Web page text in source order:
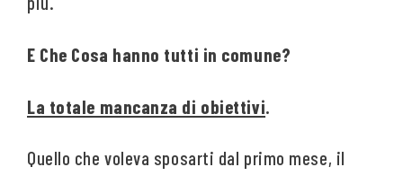
E Che Cosa hanno tutti in comune?
La totale mancanza di obiettivi.
Quello che voleva sposarti dal primo mese, il